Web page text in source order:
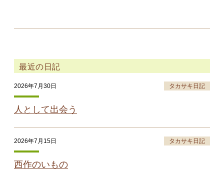
最近の日記
2026年7月30日 タカサキ日記
人として出会う
2026年7月15日 タカサキ日記
西作のいもの